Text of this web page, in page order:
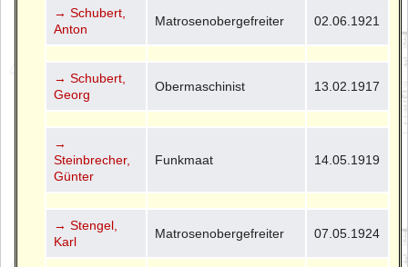
→ Schubert,
Anton
Matrosenobergefreiter 02.06.1921
→ Schubert,
Georg
Obermaschinist 13.02.1917
→
Steinbrecher,
Günter
Funkmaat 14.05.1919
→ Stengel,
Karl
Matrosenobergefreiter 07.05.1924